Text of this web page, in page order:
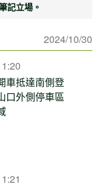
記立場。
2024/10/30
車抵達南側登
口外側停車區